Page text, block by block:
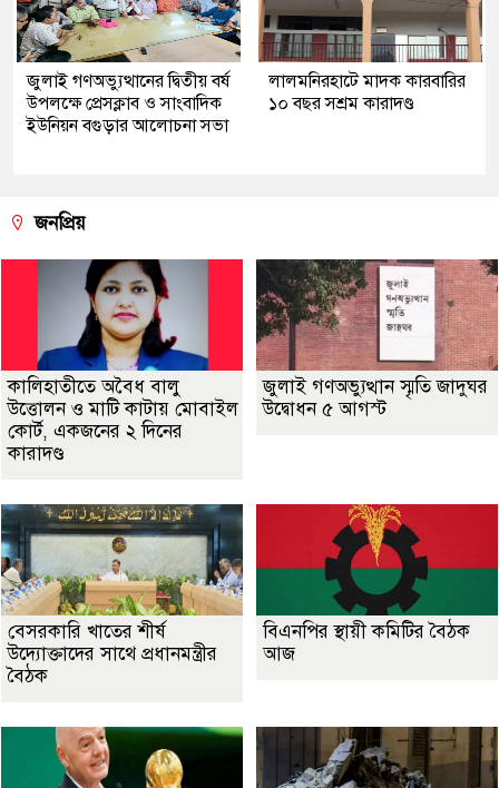
জুলাই গণঅভ্যুত্থানের দ্বিতীয় বর্ষ
উপলক্ষে প্রেসক্লাব ও সাংবাদিক
ইউনিয়ন বগুড়ার আলোচনা সভা
লালমনিরহাটে মাদক কারবারির
১০ বছর সশ্রম কারাদণ্ড
জনপ্রিয়
কালিহাতীতে অবৈধ বালু
উত্তোলন ও মাটি কাটায় মোবাইল
কোর্ট, একজনের ২ দিনের
কারাদণ্ড
জুলাই গণঅভ্যুত্থান স্মৃতি জাদুঘর
উদ্বোধন ৫ আগস্ট
বেসরকারি খাতের শীর্ষ
উদ্যোক্তাদের সাথে প্রধানমন্ত্রীর
বৈঠক
বিএনপির স্থায়ী কমিটির বৈঠক
আজ